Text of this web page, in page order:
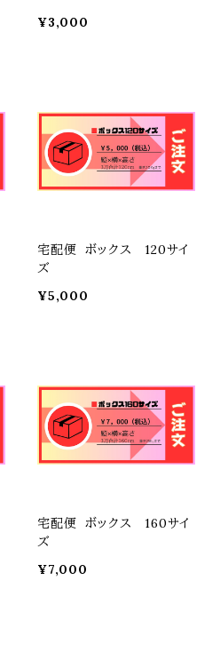
¥3,000
宅配便 ボックス 120サイ
ズ
¥5,000
宅配便 ボックス 160サイ
ズ
¥7,000